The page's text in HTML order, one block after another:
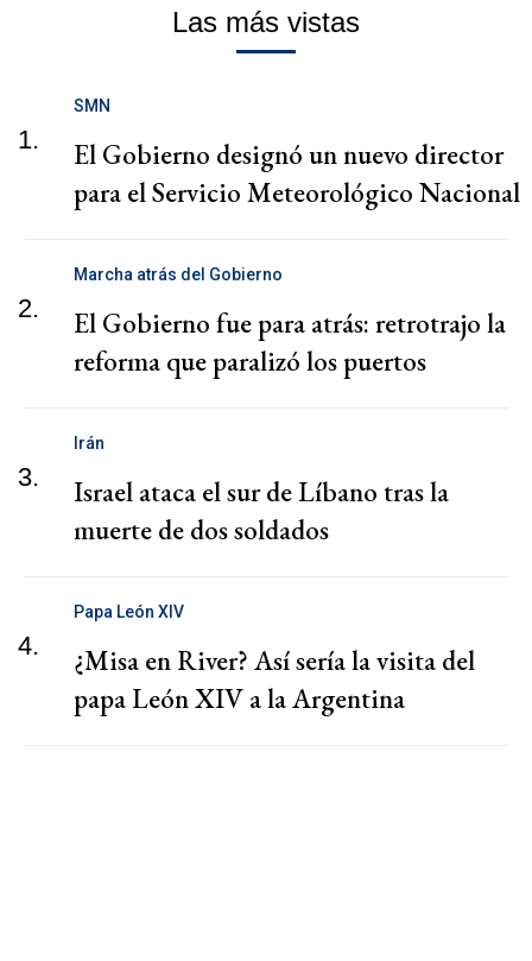
Las más vistas
1.
SMN
El Gobierno designó un nuevo director
para el Servicio Meteorológico Nacional
2.
Marcha atrás del Gobierno
El Gobierno fue para atrás: retrotrajo la
reforma que paralizó los puertos
3.
Irán
Israel ataca el sur de Líbano tras la
muerte de dos soldados
4.
Papa León XIV
¿Misa en River? Así sería la visita del
papa León XIV a la Argentina